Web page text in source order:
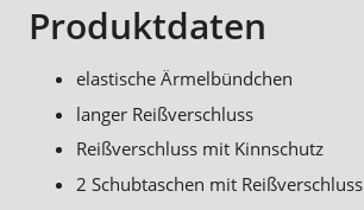
Produktdaten
elastische Ärmelbündchen
langer Reißverschluss
Reißverschluss mit Kinnschutz
2 Schubtaschen mit Reißverschluss